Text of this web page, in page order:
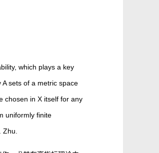
which plays a key
sets of a metric space
chosen in X itself for any
uniformly finite